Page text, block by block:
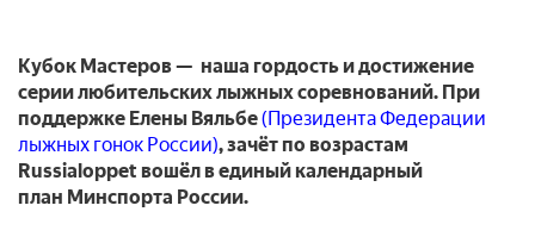
Кубок Мастеров — наша гордость и достижение
серии любительских лыжных соревнований. При
поддержке Елены Вяльбе(Президента Федерации
лыжных гонок России), зачёт по возрастам
Russialoppet вошёл в единый календарный
план Минспорта России.